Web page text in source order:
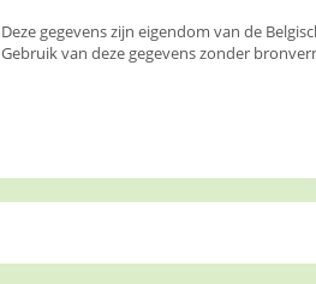
Deze gegevens zijn eigendom van de
Gebruik van deze gegevens zonder